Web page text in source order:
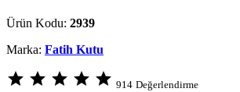
Ürün Kodu: 2939
Marka: Fatih Kutu
star star star star star 914 Değerlendirme